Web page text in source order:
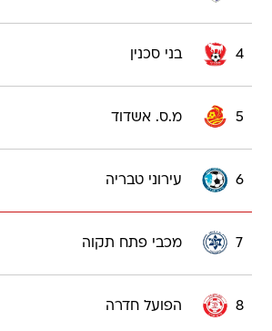
4 בני סכנין
5 מ.ס. אשדוד
6 עירוני טבריה
7 מכבי פתח תקוה
8 הפועל חדרה